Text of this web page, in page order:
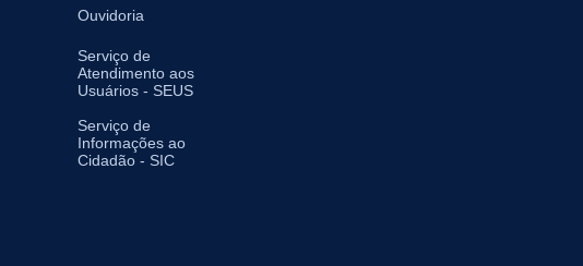
Ouvidoria
Serviço de
Atendimento aos
Usuários - SEUS
Serviço de
Informações ao
Cidadão - SIC